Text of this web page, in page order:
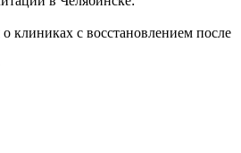
клиниках с восстановлением после